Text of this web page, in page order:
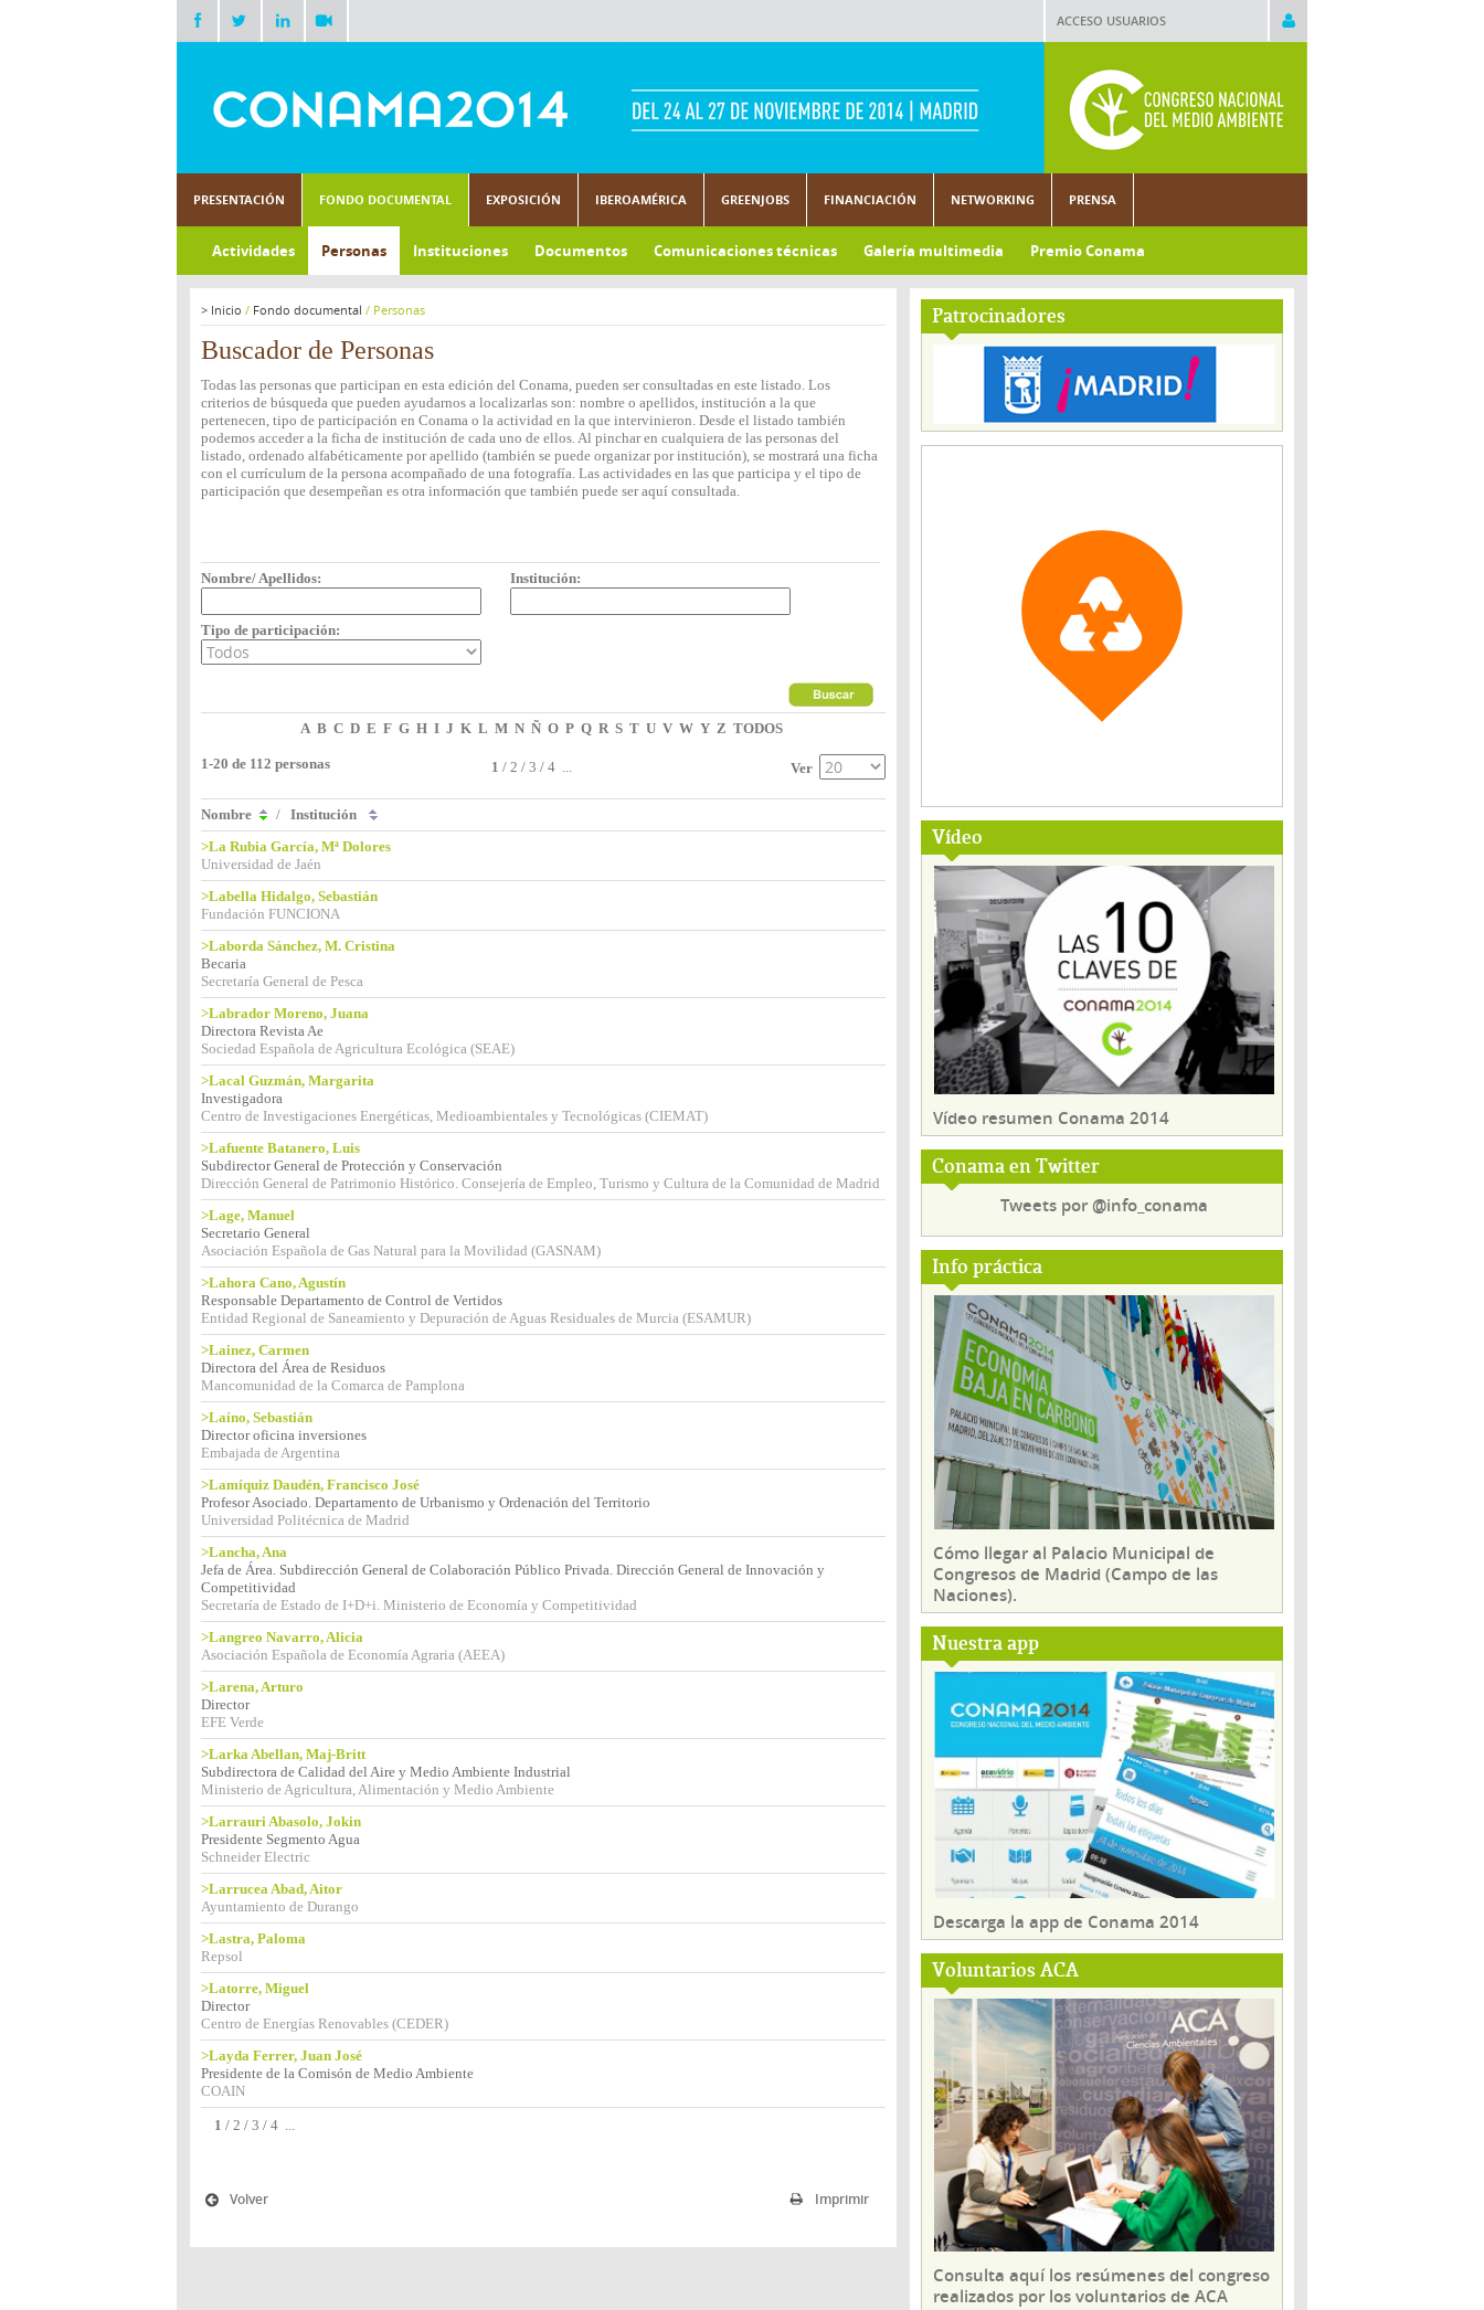
ACCESO USUARIOS
PRESENTACIÓN FONDO DOCUMENTAL EXPOSICIÓN IBEROAMÉRICA GREENJOBS FINANCIACIÓN NETWORKING PRENSA
Actividades Personas Instituciones Documentos Comunicaciones técnicas Galería multimedia Premio Conama
Patrocinadores
Vídeo
Vídeo resumen Conama 2014
Conama en Twitter
Tweets por @info_conama
Info práctica
Cómo llegar al Palacio Municipal de
Congresos de Madrid (Campo de las
Naciones).
Nuestra app
Descarga la app de Conama 2014
Voluntarios ACA
Consulta aquí los resúmenes del congreso
realizados por los voluntarios de ACA
> Inicio / Fondo documental / Personas
Buscador de Personas
Todas las personas que participan en esta edición del Conama, pueden ser consultadas en este listado. Los
criterios de búsqueda que pueden ayudarnos a localizarlas son: nombre o apellidos, institución a la que
pertenecen, tipo de participación en Conama o la actividad en la que intervinieron. Desde el listado también
podemos acceder a la ficha de institución de cada uno de ellos. Al pinchar en cualquiera de las personas del
listado, ordenado alfabéticamente por apellido (también se puede organizar por institución), se mostrará una ficha
con el currículum de la persona acompañado de una fotografía. Las actividades en las que participa y el tipo de
participación que desempeñan es otra información que también puede ser aquí consultada.
Nombre/ Apellidos: Institución:
Tipo de participación:
A B C D E F G H I J K L M N Ñ O P Q R S T U V W Y Z TODOS
1-20 de 112 personas 1 / 2 / 3 / 4 ... Ver
Nombre / Institución
>La Rubia García, Mª Dolores
Universidad de Jaén
>Labella Hidalgo, Sebastián
Fundación FUNCIONA
>Laborda Sánchez, M. Cristina
Becaria
Secretaría General de Pesca
>Labrador Moreno, Juana
Directora Revista Ae
Sociedad Española de Agricultura Ecológica (SEAE)
>Lacal Guzmán, Margarita
Investigadora
Centro de Investigaciones Energéticas, Medioambientales y Tecnológicas (CIEMAT)
>Lafuente Batanero, Luis
Subdirector General de Protección y Conservación
Dirección General de Patrimonio Histórico. Consejería de Empleo, Turismo y Cultura de la Comunidad de Madrid
>Lage, Manuel
Secretario General
Asociación Española de Gas Natural para la Movilidad (GASNAM)
>Lahora Cano, Agustín
Responsable Departamento de Control de Vertidos
Entidad Regional de Saneamiento y Depuración de Aguas Residuales de Murcia (ESAMUR)
>Lainez, Carmen
Directora del Área de Residuos
Mancomunidad de la Comarca de Pamplona
>Laíno, Sebastián
Director oficina inversiones
Embajada de Argentina
>Lamíquiz Daudén, Francisco José
Profesor Asociado. Departamento de Urbanismo y Ordenación del Territorio
Universidad Politécnica de Madrid
>Lancha, Ana
Jefa de Área. Subdirección General de Colaboración Público Privada. Dirección General de Innovación y
Competitividad
Secretaría de Estado de I+D+i. Ministerio de Economía y Competitividad
>Langreo Navarro, Alicia
Asociación Española de Economía Agraria (AEEA)
>Larena, Arturo
Director
EFE Verde
>Larka Abellan, Maj-Britt
Subdirectora de Calidad del Aire y Medio Ambiente Industrial
Ministerio de Agricultura, Alimentación y Medio Ambiente
>Larrauri Abasolo, Jokin
Presidente Segmento Agua
Schneider Electric
>Larrucea Abad, Aitor
Ayuntamiento de Durango
>Lastra, Paloma
Repsol
>Latorre, Miguel
Director
Centro de Energías Renovables (CEDER)
>Layda Ferrer, Juan José
Presidente de la Comisón de Medio Ambiente
COAIN
1 / 2 / 3 / 4 ...
Imprimir
Volver